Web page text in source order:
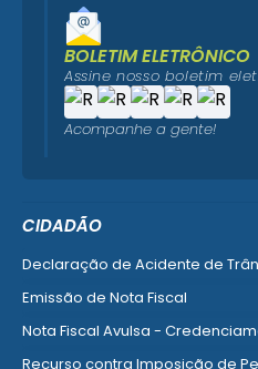
CIDADÃO
Declaração de Acidente de
Emissão de Nota Fiscal
Nota Fiscal Avulsa -
Recurso contra Imposição de
BOLETIM ELETRÔNICO
Assine nosso boletim
Acompanhe a gente!